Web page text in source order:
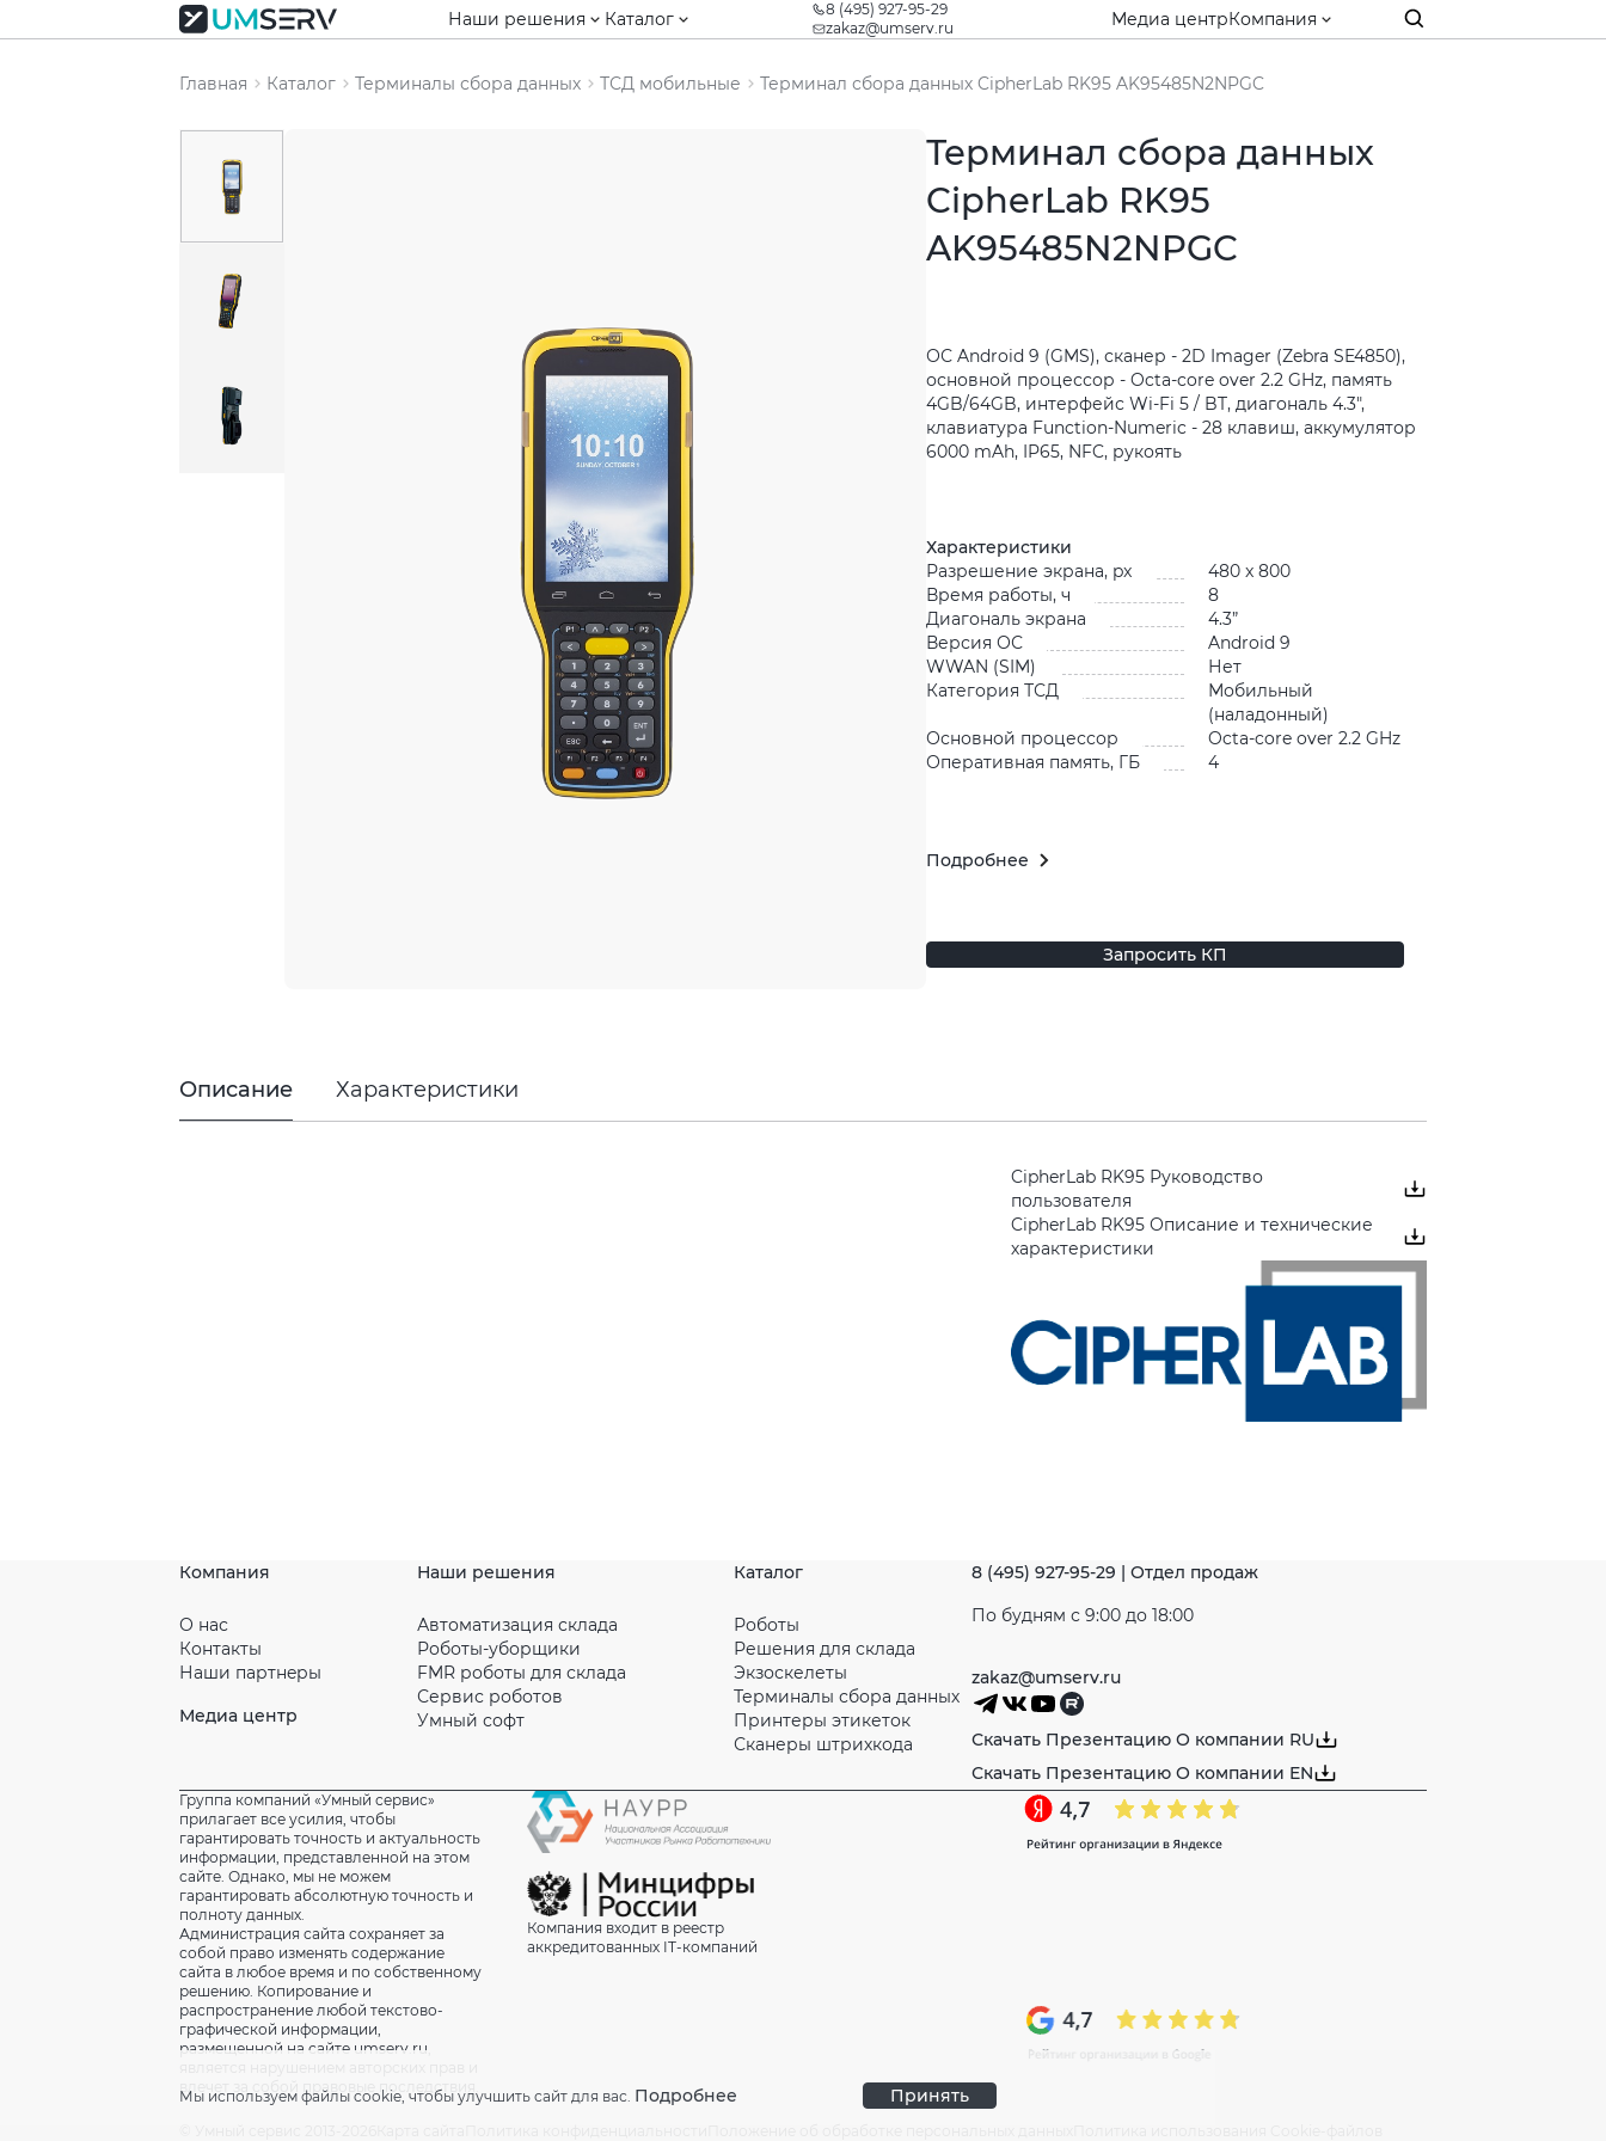
Наши решения Каталог
8 (495) 927-95-29
zakaz@umserv.ru
Медиа центрКомпания
Главная Каталог Терминалы сбора данных ТСД мобильные Терминал сбора данных CipherLab RK95 AK95485N2NPGC
Терминал сбора данных
CipherLab RK95
AK95485N2NPGC
ОС Android 9 (GMS), сканер - 2D Imager (Zebra SE4850),
основной процессор - Octa-core over 2.2 GHz, память
4GB/64GB, интерфейс Wi-Fi 5 / BT, диагональ 4.3",
клавиатура Function-Numeric - 28 клавиш, аккумулятор
6000 mAh, IP65, NFC, рукоять
Характеристики
Разрешение экрана, px
480 x 800
Время работы, ч
8
Диагональ экрана
4.3”
Версия ОС
Android 9
WWAN (SIM)
Нет
Категория ТСД
Мобильный
(наладонный)
Основной процессор
Octa-core over 2.2 GHz
Оперативная память, ГБ
4
Подробнее
Запросить КП
Описание Характеристики
CipherLab RK95 Руководство
пользователя
CipherLab RK95 Описание и технические
характеристики
Компания
О нас
Контакты
Наши партнeры
Медиа центр
Наши решения
Автоматизация склада
Роботы-уборщики
FMR роботы для склада
Сервис роботов
Умный софт
Каталог
Роботы
Решения для склада
Экзоскелеты
Терминалы сбора данных
Принтеры этикеток
Сканеры штрихкода
8 (495) 927-95-29 | Отдел продаж
По будням с 9:00 до 18:00
zakaz@umserv.ru
Скачать Презентацию О компании RU
Скачать Презентацию О компании EN
Группа компаний «Умный сервис»
прилагает все усилия, чтобы
гарантировать точность и актуальность
информации, представленной на этом
сайте. Однако, мы не можем
гарантировать абсолютную точность и
полноту данных.
Администрация сайта сохраняет за
собой право изменять содержание
сайта в любое время и по собственному
решению. Копирование и
распространение любой текстово-
графической информации,
размещенной на сайте umserv.ru,
влечет за собой правовые последствия.
Компания входит в реестр
аккредитованных IT-компаний
Мы используем файлы cookie, чтобы улучшить сайт для вас. Подробнее Принять